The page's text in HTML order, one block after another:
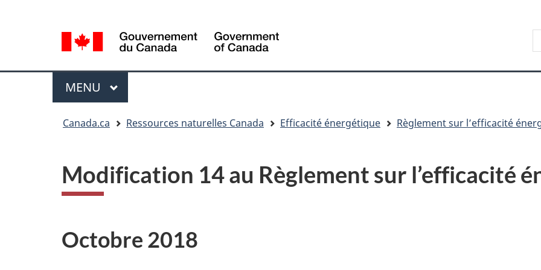
HTML
de
la
langue
selection
Menu
MENU PRINCIPAL
Canada.ca Ressources naturelles Canada Efficacité énergétique Règlement sur l’efficacité
Modification 14 au Règlement sur l’efficacité
Octobre 2018